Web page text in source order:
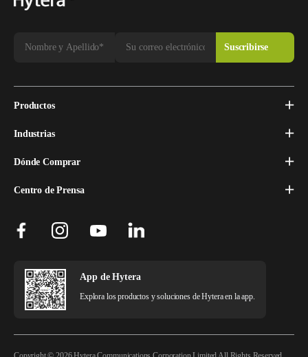
Productos
Industrias
Dónde Comprar
Centro de Prensa
App de Hytera
Explora los productos y soluciones de Hytera en la app.